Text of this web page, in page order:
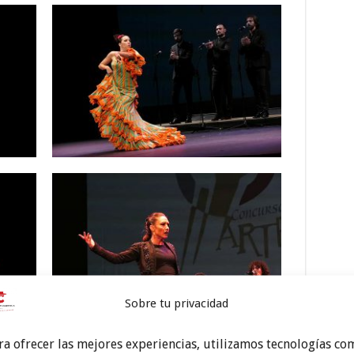
Sobre tu privacidad
ofrecer las mejores experiencias, utilizamos tecnologías